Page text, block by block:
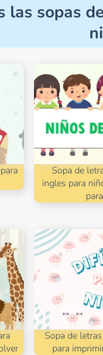
las sopas
Sopa de
ingles para
Sopa de
para